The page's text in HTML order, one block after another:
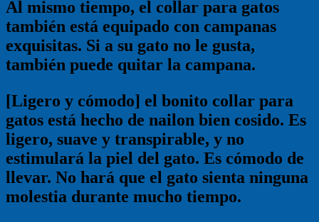
Al mismo tiempo, el collar para gatos
también está equipado con campanas
exquisitas. Si a su gato no le gusta,
también puede quitar la campana.
[Ligero y cómodo] el bonito collar para
gatos está hecho de nailon bien cosido. Es
ligero, suave y transpirable, y no
estimulará la piel del gato. Es cómodo de
llevar. No hará que el gato sienta ninguna
molestia durante mucho tiempo.